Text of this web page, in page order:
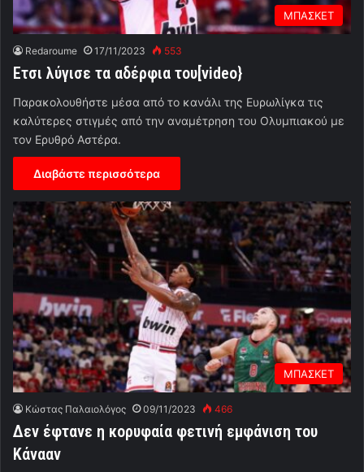
ΜΠΑΣΚΕΤ
Redaroume 17/11/2023 553
Ετσι λύγισε τα αδέρφια του[video}
Παρακολουθήστε μέσα από το κανάλι της Ευρωλίγκα τις
καλύτερες στιγμές από την αναμέτρηση του Ολυμπιακού με
τον Ερυθρό Αστέρα.
Διαβάστε περισσότερα
ΜΠΑΣΚΕΤ
Κώστας Παλαιολόγος 09/11/2023 466
Δεν έφτανε η κορυφαία φετινή εμφάνιση του
Κάνααν